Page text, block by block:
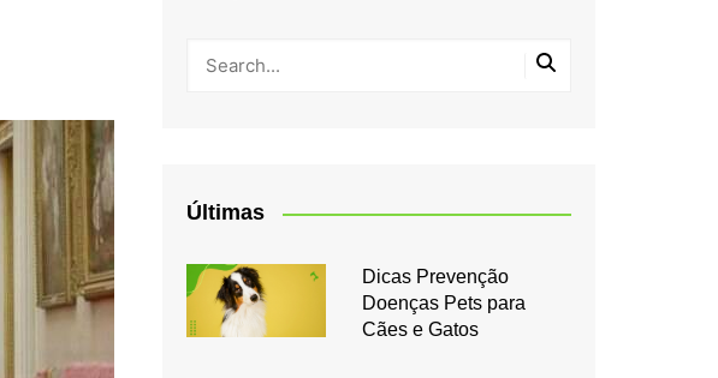
Últimas
Dicas Prevenção
Doenças Pets para
Cães e Gatos